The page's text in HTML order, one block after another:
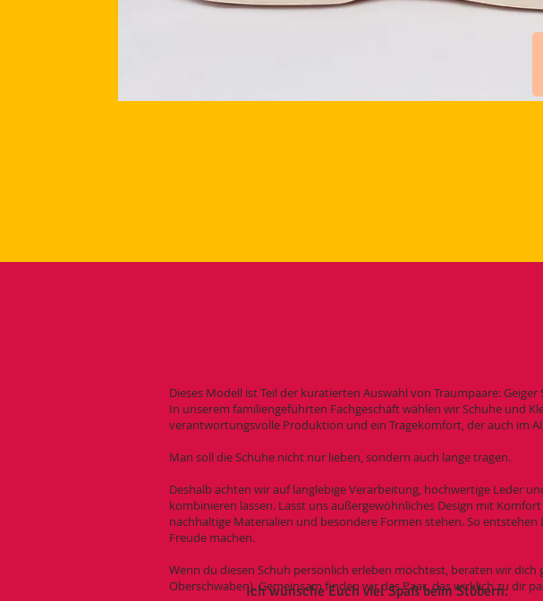
Dieses Modell ist Teil der kuratierten Auswahl von Traumpaare: Geiger
In unserem familiengeführten Fachgeschäft wählen wir Schuhe und
verantwortungsvolle Produktion und ein Tragekomfort, der auch im
Man soll die Schuhe nicht nur lieben, sondern auch lange tragen.
Deshalb achten wir auf langlebige Verarbeitung, hochwertige Leder
kombinieren lassen. Lasst uns außergewöhnliches Design mit
nachhaltige Materialien und besondere Formen stehen. So
Freude machen.
Wenn du diesen Schuh persönlich erleben möchtest, beraten wir dich
Oberschwaben). Gemeinsam finden wir das Paar, das wirklich zu dir
Ich wünsche Euch viel Spaß beim Stöbern.